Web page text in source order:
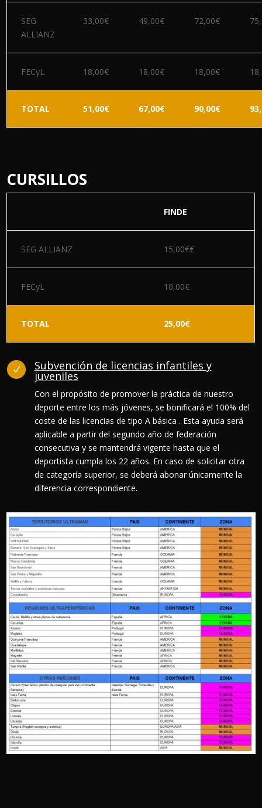
SEG
ALLIANZ
33,00€ 49,00€ 72,00€
FECyL 18,00€ 18,00€ 18,00€
TOTAL 51,00€ 67,00€ 90,00€
CURSILLOS
FINDE
SEG ALLIANZ 15,00€€
FECyL 10,00€
TOTAL 25,00€
N Subvención de licencias infantiles y
juveniles
Con el propósito de promover la práctica de nuestro
deporte entre los más jóvenes, se bonificará el 100% del
coste de las licencias de tipo A básica . Esta ayuda será
aplicable a partir del segundo año de federación
consecutiva y se mantendrá vigente hasta que el
deportista cumpla los 22 años. En caso de solicitar otra
de categoría superior, se deberá abonar únicamente la
diferencia correspondiente.